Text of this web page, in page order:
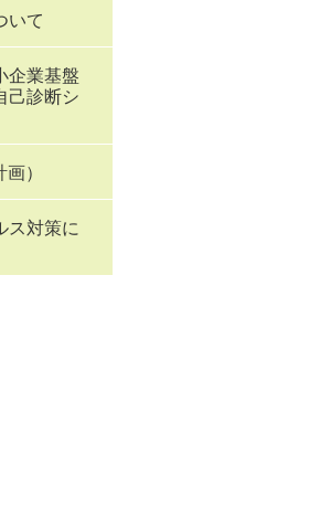
いて
企業基盤
診断シ
）
ス対策に